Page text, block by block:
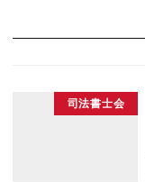
司法書士会